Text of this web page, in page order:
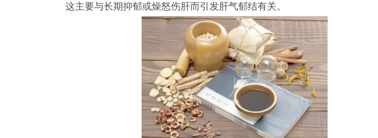
这主要与长期抑郁或燥怒伤肝而引发肝气郁结有关。